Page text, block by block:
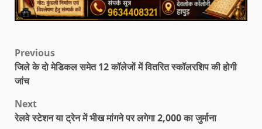
Previous
जिले के दो मेडिकल समेत 12 कॉलेजों में वितरित स्कॉलरशिप की होगी
जांच
Next
रेलवे स्टेशन या ट्रेन में भीख मांगने पर लगेगा 2,000 का जुर्माना